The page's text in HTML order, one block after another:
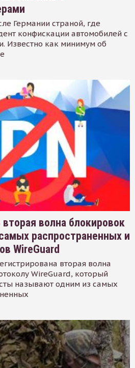
Германии страной, где
конфискации автомобилей с
Известно как минимум об
волна блокировок
распространенных и
WireGuard
вторая волна
WireGuard, который
называют одним из самых